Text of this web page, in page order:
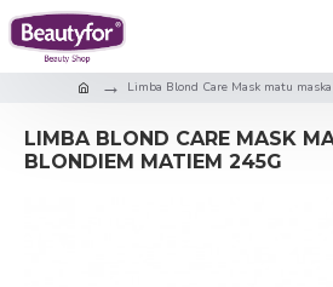
Limba Blond Care Mask matu
LIMBA BLOND CARE MASK
BLONDIEM MATIEM 245G